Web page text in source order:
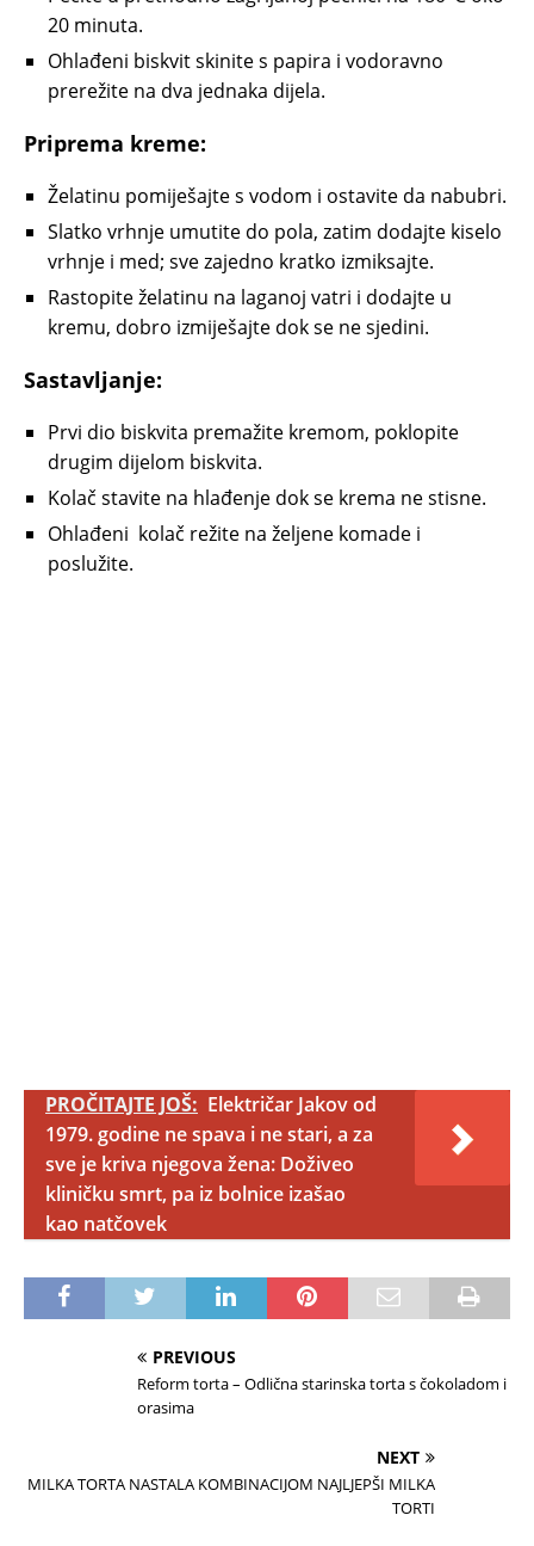
20 minuta.
Ohlađeni biskvit skinite s papira i vodoravno
prerežite na dva jednaka dijela.
Priprema kreme:
Želatinu pomiješajte s vodom i ostavite da nabubri.
Slatko vrhnje umutite do pola, zatim dodajte kiselo
vrhnje i med; sve zajedno kratko izmiksajte.
Rastopite želatinu na laganoj vatri i dodajte u
kremu, dobro izmiješajte dok se ne sjedini.
Sastavljanje:
Prvi dio biskvita premažite kremom, poklopite
drugim dijelom biskvita.
Kolač stavite na hlađenje dok se krema ne stisne.
Ohlađeni kolač režite na željene komade i
poslužite.
PROČITAJTE JOŠ: Električar Jakov od
1979. godine ne spava i ne stari, a za
sve je kriva njegova žena: Doživeo
kliničku smrt, pa iz bolnice izašao
kao natčovek
PREVIOUS
Reform torta – Odlična starinska torta s čokoladom i
orasima
NEXT
MILKA TORTA NASTALA KOMBINACIJOM NAJLJEPŠI MILKA
TORTI